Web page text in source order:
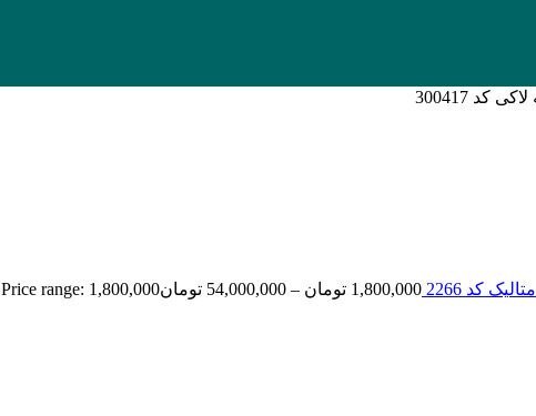
1,800,000 تومان –
54,000,000 تومانPrice range: 1,800,000 تومان through 54,000,000 تومان